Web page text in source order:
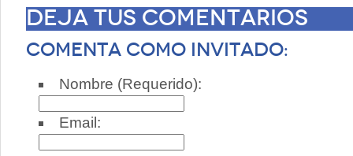
Deja tus comentarios
Comenta como invitado:
Nombre (Requerido):
Email: